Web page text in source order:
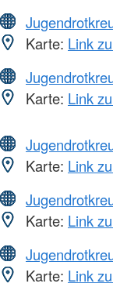
Karte: Link
Karte: Link
Karte: Link
Karte: Link
Karte: Link